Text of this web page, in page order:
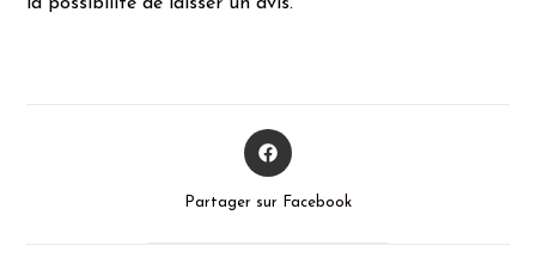
Partager sur Facebook